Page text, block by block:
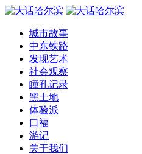
城市故事
中东铁路
发现艺术
社会观察
瞳孔记录
黑土地
体验派
口福
游记
关于我们